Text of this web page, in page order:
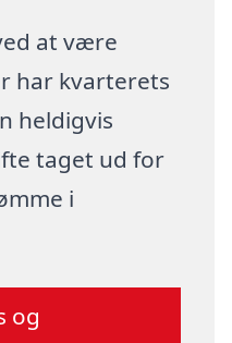
at være
har kvarterets
heldigvis
taget ud for
i
og